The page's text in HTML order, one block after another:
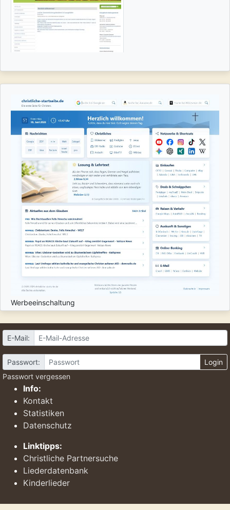
Werbeeinschaltung
E-Mail:
Passwort:
Login
Passwort vergessen
Info:
Kontakt
Statistiken
Datenschutz
Linktipps:
Christliche Partnersuche
Liederdatenbank
Kinderlieder